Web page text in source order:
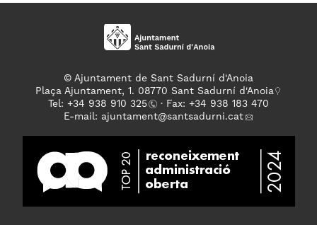
© Ajuntament de Sant Sadurní d'Anoia
Plaça Ajuntament, 1. 08770 Sant Sadurní d'Anoia
Tel: +34 938 910 325
· Fax: +34 938 183 470
E-mail: ajuntament@santsadurni.cat